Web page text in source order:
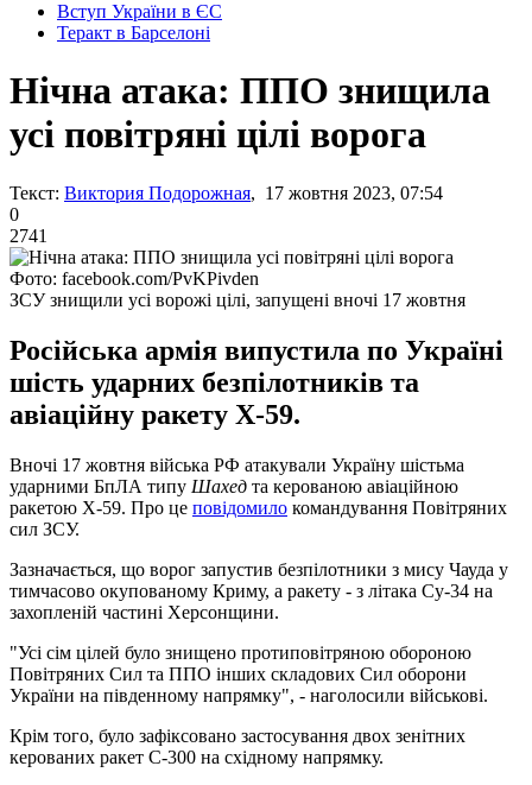
Вступ України в ЄС
Теракт в Барселоні
Нічна атака: ППО знищила
усі повітряні цілі ворога
Текст: Виктория Подорожная, 17 жовтня 2023, 07:54
0
2741
Фото: facebook.com/PvKPivden
ЗСУ знищили усі ворожі цілі, запущені вночі 17 жовтня
Російська армія випустила по Україні
шість ударних безпілотників та
авіаційну ракету Х-59.
Вночі 17 жовтня війська РФ атакували Україну шістьма
ударними БпЛА типу Шахед та керованою авіаційною
ракетою Х-59. Про це повідомило командування Повітряних
сил ЗСУ.
Зазначається, що ворог запустив безпілотники з мису Чауда у
тимчасово окупованому Криму, а ракету - з літака Су-34 на
захопленій частині Херсонщини.
"Усі сім цілей було знищено протиповітряною обороною
Повітряних Сил та ППО інших складових Сил оборони
України на південному напрямку", - наголосили військові.
Крім того, було зафіксовано застосування двох зенітних
керованих ракет С-300 на східному напрямку.